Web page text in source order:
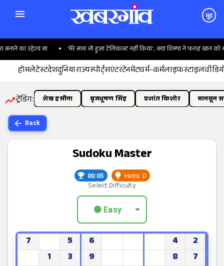
मूड
का उद्देश्य था 'मेरे साथ जो हुआ टेलिकास्ट नहीं किया', क्या शिल्पा ने फराह खान को
होमलेटेस्टदेशदुनियाराज्यस्पोर्ट्सएंटरटेनमेंटधर्म-कर्मलाइफस्टाइल
ट्रेंडिंग: शेख हसीना बृजभूषण सिंह प्रशांत किशोर मानसून
Back
Sudoku Master
00:06 Hints: 0
Select Difficulty
🟢 Easy
7 5 6 4
2
1
3 9 8
7